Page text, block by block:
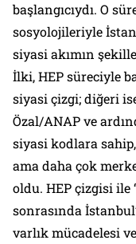
başlangıcıydı. O
sosyolojileriyle
siyasi akımın
İlki, HEP süreciyle
siyasi çizgi; diğeri
Özal/ANAP ve
siyasi kodlara
ama daha çok
oldu. HEP çizgisi ile
sonrasında
varlık mücadelesi